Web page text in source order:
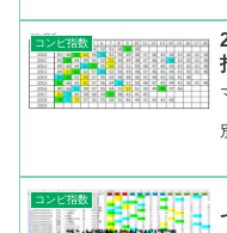
コンピ指数
コンピ指数